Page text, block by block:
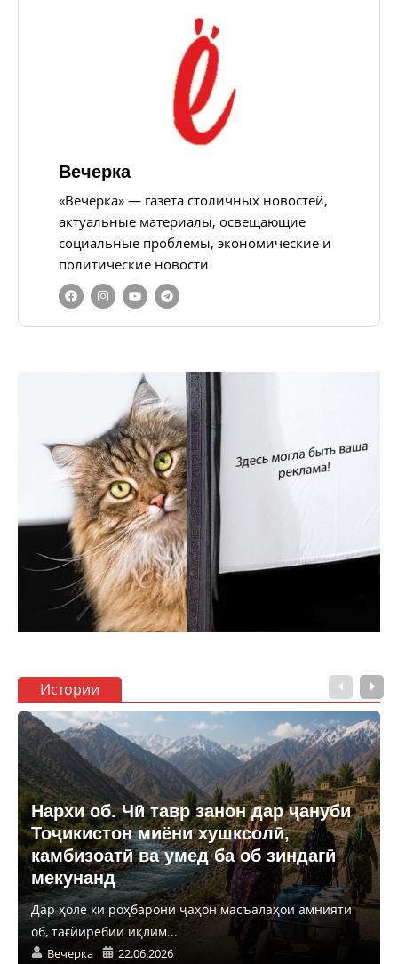
Вечерка
«Вечёрка» — газета столичных новостей,
актуальные материалы, освещающие
социальные проблемы, экономические и
политические новости
Истории
Нархи об. Чӣ тавр занон дар ҷануби
Тоҷикистон миёни хушксолӣ,
камбизоатӣ ва умед ба об зиндагӣ
мекунанд
Дар ҳоле ки роҳбарони ҷаҳон масъалаҳои амнияти
об, тағйирёбии иқлим...
Вечерка 22.06.2026